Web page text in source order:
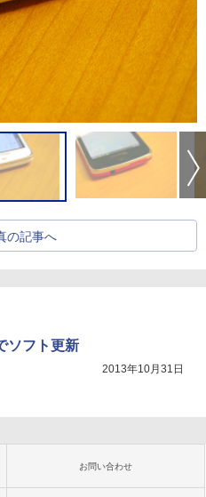
の記事へ
ソフト更新
2013年10月31日
お問い合わせ